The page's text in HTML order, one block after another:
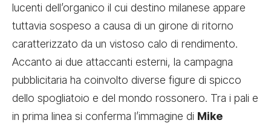
lucenti dell’organico il cui destino milanese appare
tuttavia sospeso a causa di un girone di ritorno
caratterizzato da un vistoso calo di rendimento.
Accanto ai due attaccanti esterni, la campagna
pubblicitaria ha coinvolto diverse figure di spicco
dello spogliatoio e del mondo rossonero. Tra i pali e
in prima linea si conferma l’immagine di Mike